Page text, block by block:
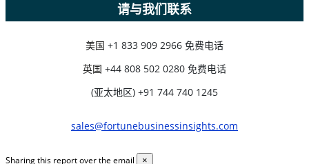
请与我们联系
美国 +1 833 909 2966 免费电话
英国 +44 808 502 0280 免费电话
(亚太地区) +91 744 740 1245
sales@fortunebusinessinsights.com
Sharing this report over the email ×